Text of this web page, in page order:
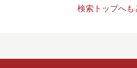
検索トップへも